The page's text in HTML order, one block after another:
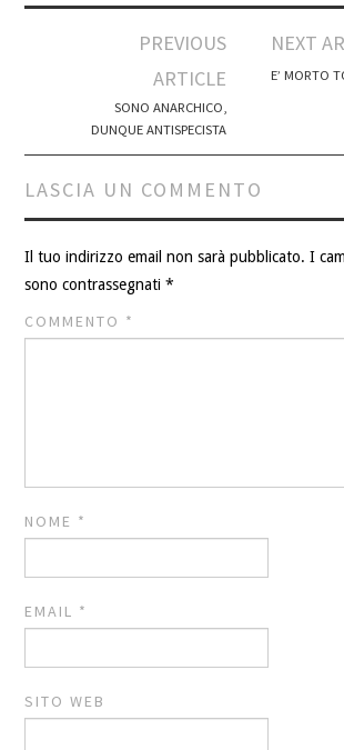
PREVIOUS
ARTICLE
SONO ANARCHICO,
DUNQUE ANTISPECISTA
NEXT
E’ MORTO
LASCIA UN COMMENTO
Il tuo indirizzo email non sarà pubblicato. I
sono contrassegnati*
COMMENTO *
NOME *
EMAIL *
SITO WEB